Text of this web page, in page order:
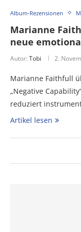
Album-Rezensionen
Marianne
neue
Autor: Tobi 2.
Marianne Faithfull
„Negative
reduziert
Artikel lesen